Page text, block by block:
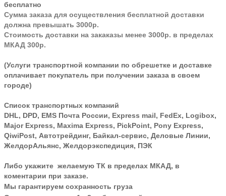
бесплатно
Сумма заказа для осуществления бесплатной доставки
должна превышать 3000р.
Стоимость доставки на закаказы менее 3000р. в пределах
МКАД 300р.
(Услуги транспортной компании по обрешетке и доставке
оплачивает покупатель при получении заказа в своем
городе)
Список транспортных компаний
DHL, DPD, EMS Почта России, Express mail, FedEx, Logibox,
Major Express, Maxima Express, PickPoint, Pony Express,
QiwiPost, Автотрейдинг, Байкал-сервис, Деловые Линии,
ЖелдорАльянс, Желдорэкспедиция, ПЭК
Либо укажите желаемую ТК в пределах МКАД, в
коментарии при заказе.
Мы гарантируем сохранность груза